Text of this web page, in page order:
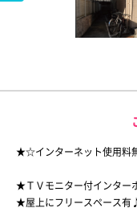
★☆インターネット使用
★ＴＶモニター付インター
★屋上にフリースペース有